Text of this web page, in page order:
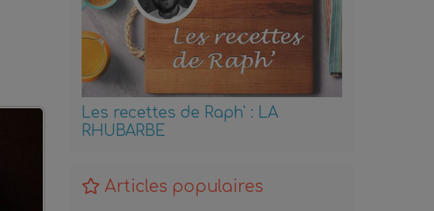
Les recettes de Raph' : LA
RHUBARBE
Articles populaires